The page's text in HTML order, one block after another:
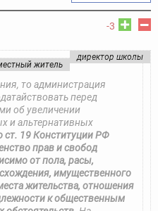
-3
директор школы
житель
то администрация
перед
об увеличении
и альтернативных
ст. 19 Конституции РФ
прав и свобод
от пола, расы,
имущественного
жительства, отношения
к общественным